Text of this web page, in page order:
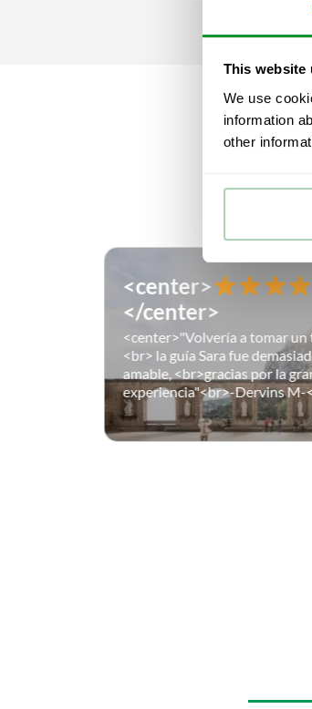
This website
We use
information
other
<center>
</center>
<center>"Volvería a tomar un
<br> la guía Sara fue
amable, <br>gracias por la
experiencia"<br>-Dervins M-